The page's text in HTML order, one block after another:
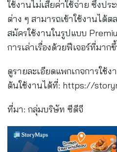
ใช้งานไม่เสียค่าใช้จ่าย ซึ่งป
ต่าง ๆ สามารถเข้าใช้งานได้ต
สมัครใช้งานในรูปแบบ
การเล่าเรื่องด้วยฟีเจอร์ที่มาก
ดูรายละเอียดแพกเกจการใช้ง
ต้นใช้งานได้ที่: https://
ที่มา: กลุ่มบริษัท ซีดีจี